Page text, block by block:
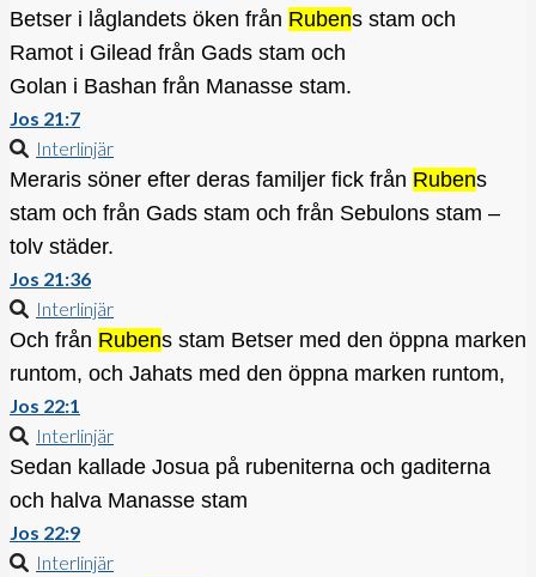
Betser i låglandets öken från Rubens stam och
Ramot i Gilead från Gads stam och
Golan i Bashan från Manasse stam.
Jos 21:7
Interlinjär
Meraris söner efter deras familjer fick från Rubens
stam och från Gads stam och från Sebulons stam –
tolv städer.
Jos 21:36
Interlinjär
Och från Rubens stam Betser med den öppna marken
runtom, och Jahats med den öppna marken runtom,
Jos 22:1
Interlinjär
Sedan kallade Josua på rubeniterna och gaditerna
och halva Manasse stam
Jos 22:9
Interlinjär